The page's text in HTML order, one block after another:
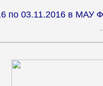
по 03.11.2016 в МАУ